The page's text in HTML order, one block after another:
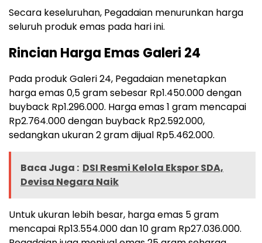
Secara keseluruhan, Pegadaian menurunkan harga
seluruh produk emas pada hari ini.
Rincian Harga Emas Galeri 24
Pada produk Galeri 24, Pegadaian menetapkan
harga emas 0,5 gram sebesar Rp1.450.000 dengan
buyback Rp1.296.000. Harga emas 1 gram mencapai
Rp2.764.000 dengan buyback Rp2.592.000,
sedangkan ukuran 2 gram dijual Rp5.462.000.
Baca Juga : DSI Resmi Kelola Ekspor SDA,
Devisa Negara Naik
Untuk ukuran lebih besar, harga emas 5 gram
mencapai Rp13.554.000 dan 10 gram Rp27.036.000.